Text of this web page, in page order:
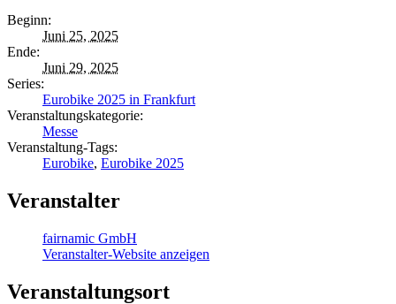
Beginn:
Juni 25, 2025
Ende:
Juni 29, 2025
Series:
Eurobike 2025 in Frankfurt
Veranstaltungskategorie:
Messe
Veranstaltung-Tags:
Eurobike, Eurobike 2025
Veranstalter
fairnamic GmbH
Veranstalter-Website anzeigen
Veranstaltungsort